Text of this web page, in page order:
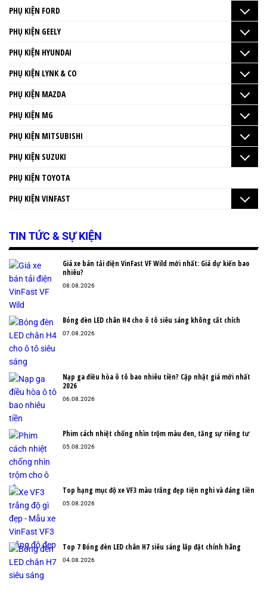
PHỤ KIỆN FORD
PHỤ KIỆN GEELY
PHỤ KIỆN HYUNDAI
PHỤ KIỆN LYNK & CO
PHỤ KIỆN MAZDA
PHỤ KIỆN MG
PHỤ KIỆN MITSUBISHI
PHỤ KIỆN SUZUKI
PHỤ KIỆN TOYOTA
PHỤ KIỆN VINFAST
TIN TỨC & SỰ KIỆN
Giá xe bán tải điện VinFast VF Wild mới nhất: Giá dự kiến bao
nhiêu?
08.08.2026
Bóng đèn LED chân H4 cho ô tô siêu sáng không cắt chích
07.08.2026
Nạp ga điều hòa ô tô bao nhiêu tiền? Cập nhật giá mới nhất
2026
06.08.2026
Phim cách nhiệt chống nhìn trộm màu đen, tăng sự riêng tư
05.08.2026
Top hạng mục độ xe VF3 màu trắng đẹp tiện nghi và đáng tiền
05.08.2026
Top 7 Bóng đèn LED chân H7 siêu sáng lắp đặt chính hãng
04.08.2026